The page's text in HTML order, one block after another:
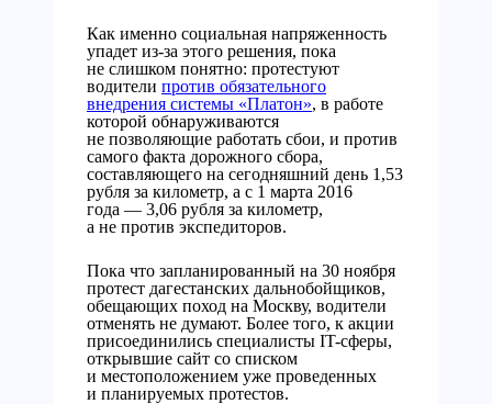
Как именно социальная напряженность
упадет из-за этого решения, пока
не слишком понятно: протестуют
водители против обязательного
внедрения системы «Платон», в работе
которой обнаруживаются
не позволяющие работать сбои, и против
самого факта дорожного сбора,
составляющего на сегодняшний день 1,53
рубля за километр, а с 1 марта 2016
года — 3,06 рубля за километр,
а не против экспедиторов.
Пока что запланированный на 30 ноября
протест дагестанских дальнобойщиков,
обещающих поход на Москву, водители
отменять не думают. Более того, к акции
присоединились специалисты IT-сферы,
открывшие сайт со списком
и местоположением уже проведенных
и планируемых протестов.